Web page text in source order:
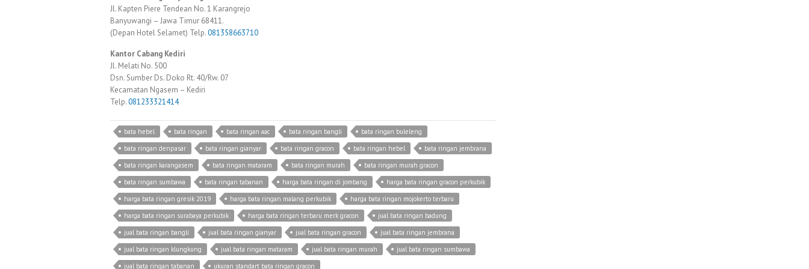
Jl. Kapten Piere Tendean No. 1 Karangrejo
Banyuwangi – Jawa Timur 68411.
(Depan Hotel Selamet) Telp.081358663710
Kantor Cabang Kediri
Jl. Melati No. 500
Dsn. Sumber Ds. Doko Rt. 40/Rw. 07
Kecamatan Ngasem – Kediri
Telp.081233321414
bata hebel bata ringan bata ringan aac bata ringan bangli
bata ringan buleleng
bata ringan denpasar
bata ringan gianyar bata ringan gracon bata ringan hebel
bata ringan jembrana
bata ringan karangasem
bata ringan mataram bata ringan murah
bata ringan murah gracon
bata ringan sumbawa
bata ringan tabanan harga bata ringan di jombang
harga bata ringan gracon perkubik
harga bata ringan gresik 2019
harga bata ringan malang perkubik
harga bata ringan mojokerto terbaru
harga bata ringan surabaya perkubik
harga bata ringan terbaru merk gracon
jual bata ringan badung
jual bata ringan bangli
jual bata ringan gianyar jual bata ringan gracon
jual bata ringan jembrana
jual bata ringan klungkung
jual bata ringan mataram jual bata ringan murah
jual bata ringan sumbawa
jual bata ringan tabanan
ukuran standart bata ringan gracon